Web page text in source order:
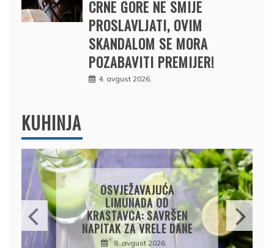
CRNE GORE NE SMIJE
PROSLAVLJATI, OVIM
SKANDALOM SE MORA
POZABAVITI PREMIJER!
4. avgust 2026.
KUHINJA
KROMPIRUŠA IZLIVAČA:
JEDNOSTAVNA PITA BEZ
KORA, HRSKAVA I
UKUSNA
8. avgust 2026.